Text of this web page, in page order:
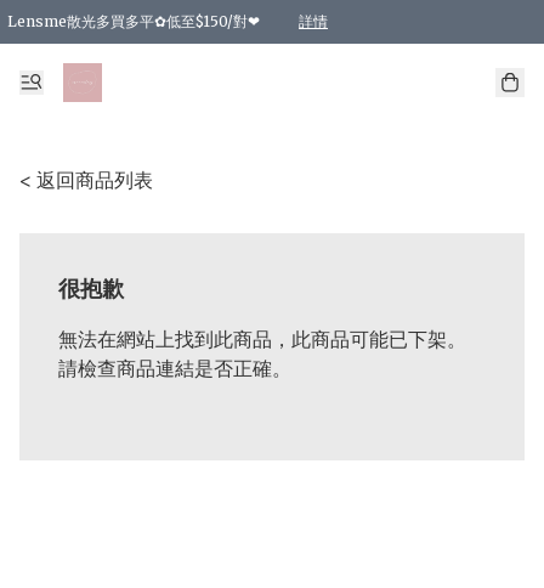
Lensme散光多買多平✿低至$150/對❤ 詳情
台灣Karacon⁩✧日拋 特價清貨❁⃘
日本韓國多款日/月拋現貨☼ 特價❤︎數量有限 售完即止
🇰🇷韓國多款月拋現貨 特價兩對$99✿數量有限 售完即止♫
精選商品，任選買2件或以上9 折；買4件或以上85 折；買6件或以上8 折
精選商品，任選買2件HKD 140.00；買4件HKD 260.00
精選商品，任選買2件HKD 190.00；買4件HKD 360.00
精選商品，任選買2件HKD 110.00；買4件HKD 180.00
精選商品，任選買2件HKD 170.00；買4件HKD 320.00
精選商品，任選買2件或以上減HKD 148.00
精選商品，任選買2件或以上減HKD 148.00
精選商品，任選買2件或以上95 折；買4件或以上9 折；買6件或以上85 折；買8件
精選商品，任選買12件或以上87 折
精選商品，任選買2件或以上減HKD 16.00；買4件或以上減HKD 32.00；買6
精選商品，任選買2件或以上95 折；買4件或以上9 折；買8件或以上85 折；買12
購物滿 HKD 800.00即享免運費優惠！（適用於 特定的送貨方式 )
< 返回商品列表
很抱歉
無法在網站上找到此商品，此商品可能已下架。
請檢查商品連結是否正確。